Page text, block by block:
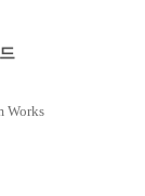
Works